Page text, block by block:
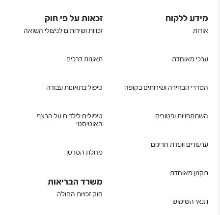
מידע ללקוח
אודות
ערכי מאוחדת
הסדרי הבחירה ושירותים בקופה
השתתפויות ופטורים
ערעורים וועדת חריגים
תקנון מאוחדת
תנאי השימוש
זכאות על פי חוק
זכויות ושירותים לניצולי השואה
תאונות דרכים
טיפול בתאונות עבודה
טיפולים לילדים על הרצף
האוטיסטי
מחלת הסרטן
משרד הבריאות
חוק זכויות החולה